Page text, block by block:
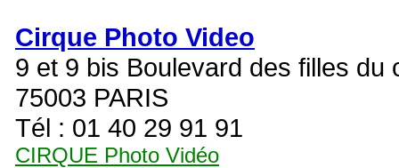
Cirque Photo Video
9 et 9 bis Boulevard des filles du
75003 PARIS
Tél : 01 40 29 91 91
CIRQUE Photo Vidéo